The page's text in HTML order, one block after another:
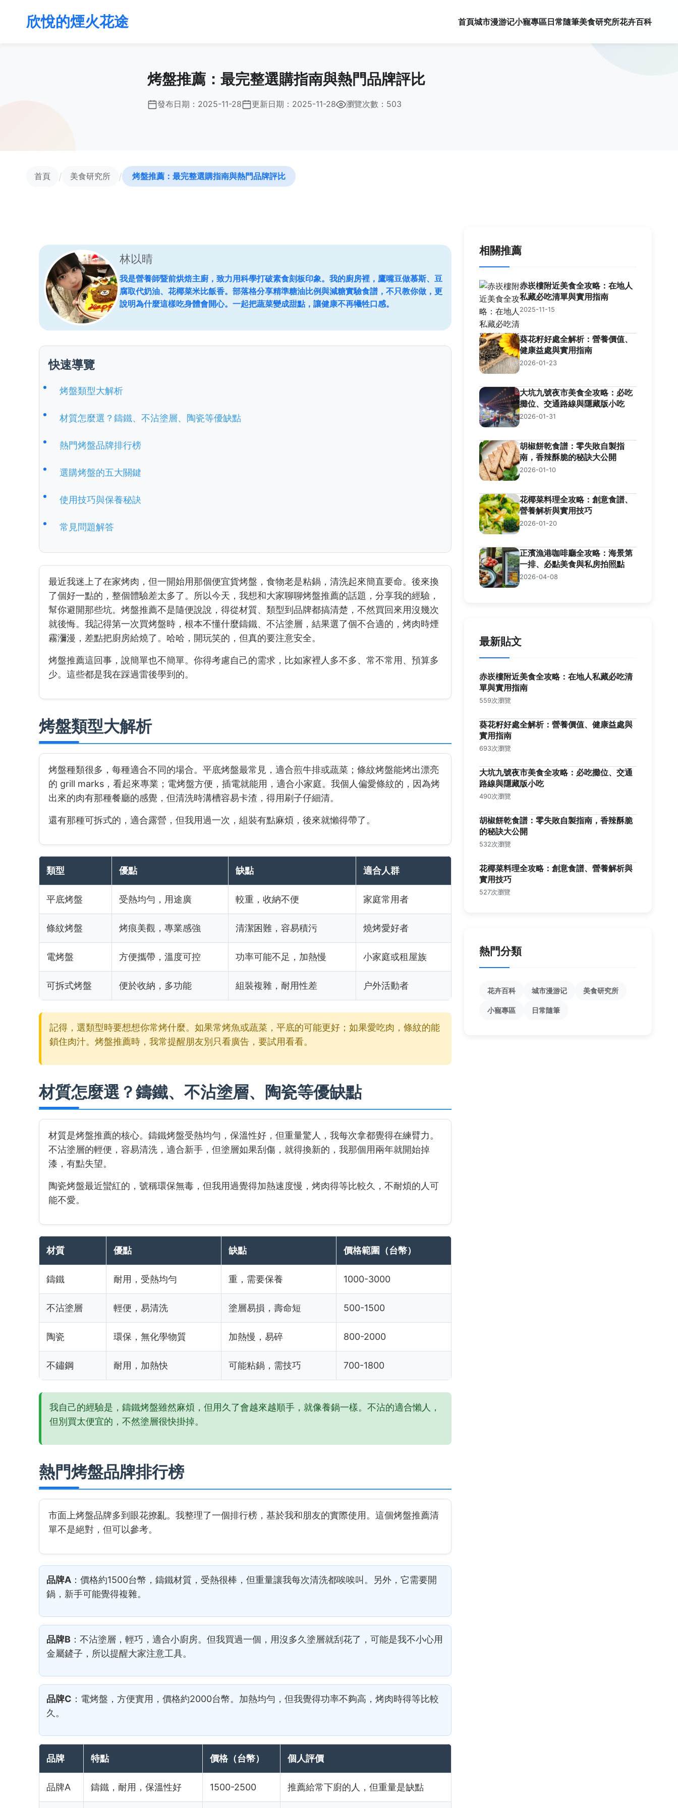
欣悅的煙火花途 首頁城市漫游记小寵專區日常隨筆美食研究所花卉百科
烤盤推薦：最完整選購指南與熱門品牌評比
發布日期： 2025-11-28 更新日期： 2025-11-28 瀏覽次數：503
首頁 / 美食研究所 / 烤盤推薦：最完整選購指南與熱門品牌評比
林以晴
我是營養師暨前烘焙主廚，致力用科學打破素食刻板印象。我的廚房裡，鷹嘴豆做慕斯、豆
腐取代奶油、花椰菜米比飯香。部落格分享精準糖油比例與減糖實驗食譜，不只教你做，更
說明為什麼這樣吃身體會開心。一起把蔬菜變成甜點，讓健康不再犧牲口感。
快速導覽
烤盤類型大解析
材質怎麼選？鑄鐵、不沾塗層、陶瓷等優缺點
熱門烤盤品牌排行榜
選購烤盤的五大關鍵
使用技巧與保養秘訣
常見問題解答
最近我迷上了在家烤肉，但一開始用那個便宜貨烤盤，食物老是粘鍋，清洗起來簡直要命。後來換
了個好一點的，整個體驗差太多了。所以今天，我想和大家聊聊烤盤推薦的話題，分享我的經驗，
幫你避開那些坑。烤盤推薦不是隨便說說，得從材質、類型到品牌都搞清楚，不然買回來用沒幾次
就後悔。我記得第一次買烤盤時，根本不懂什麼鑄鐵、不沾塗層，結果選了個不合適的，烤肉時煙
霧瀰漫，差點把廚房給燒了。哈哈，開玩笑的，但真的要注意安全。
烤盤推薦這回事，說簡單也不簡單。你得考慮自己的需求，比如家裡人多不多、常不常用、預算多
少。這些都是我在踩過雷後學到的。
烤盤類型大解析
烤盤種類很多，每種適合不同的場合。平底烤盤最常見，適合煎牛排或蔬菜；條紋烤盤能烤出漂亮
的 grill marks，看起來專業；電烤盤方便，插電就能用，適合小家庭。我個人偏愛條紋的，因為烤
出來的肉有那種餐廳的感覺，但清洗時溝槽容易卡渣，得用刷子仔細清。
還有那種可拆式的，適合露營，但我用過一次，組裝有點麻煩，後來就懶得帶了。
類型 優點 缺點 適合人群
平底烤盤 受熱均勻，用途廣 較重，收納不便 家庭常用者
條紋烤盤 烤痕美觀，專業感強 清潔困難，容易積污 燒烤愛好者
電烤盤 方便攜帶，溫度可控 功率可能不足，加熱慢 小家庭或租屋族
可拆式烤盤 便於收納，多功能 組裝複雜，耐用性差 户外活動者
記得，選類型時要想想你常烤什麼。如果常烤魚或蔬菜，平底的可能更好；如果愛吃肉，條紋的能
鎖住肉汁。烤盤推薦時，我常提醒朋友別只看廣告，要試用看看。
材質怎麼選？鑄鐵、不沾塗層、陶瓷等優缺點
材質是烤盤推薦的核心。鑄鐵烤盤受熱均勻，保溫性好，但重量驚人，我每次拿都覺得在練臂力。
不沾塗層的輕便，容易清洗，適合新手，但塗層如果刮傷，就得換新的，我那個用兩年就開始掉
漆，有點失望。
陶瓷烤盤最近蠻紅的，號稱環保無毒，但我用過覺得加熱速度慢，烤肉得等比較久，不耐煩的人可
能不愛。
材質 優點 缺點 價格範圍（台幣）
鑄鐵 耐用，受熱均勻 重，需要保養 1000-3000
不沾塗層 輕便，易清洗 塗層易損，壽命短 500-1500
陶瓷 環保，無化學物質 加熱慢，易碎 800-2000
不鏽鋼 耐用，加熱快 可能粘鍋，需技巧 700-1800
我自己的經驗是，鑄鐵烤盤雖然麻煩，但用久了會越來越順手，就像養鍋一樣。不沾的適合懶人，
但別買太便宜的，不然塗層很快掛掉。
熱門烤盤品牌排行榜
市面上烤盤品牌多到眼花撩亂。我整理了一個排行榜，基於我和朋友的實際使用。這個烤盤推薦清
單不是絕對，但可以參考。
品牌A ：價格約1500台幣，鑄鐵材質，受熱很棒，但重量讓我每次清洗都唉唉叫。另外，它需要開
鍋，新手可能覺得複雜。
品牌B ：不沾塗層，輕巧，適合小廚房。但我買過一個，用沒多久塗層就刮花了，可能是我不小心用
金屬鏟子，所以提醒大家注意工具。
品牌C ：電烤盤，方便實用，價格約2000台幣。加熱均勻，但我覺得功率不夠高，烤肉時得等比較
久。
品牌 特點 價格（台幣） 個人評價
品牌A 鑄鐵，耐用，保溫性好 1500-2500 推薦給常下廚的人，但重量是缺點
相關推薦
赤崁樓附近美食全攻略：在地人
私藏必吃清單與實用指南
2025-11-15
葵花籽好處全解析：營養價值、
健康益處與實用指南
2026-01-23
大坑九號夜市美食全攻略：必吃
攤位、交通路線與隱藏版小吃
2026-01-31
胡椒餅乾食譜：零失敗自製指
南，香辣酥脆的秘訣大公開
2026-01-10
花椰菜料理全攻略：創意食譜、
營養解析與實用技巧
2026-01-20
正濱漁港咖啡廳全攻略：海景第
一排、必點美食與私房拍照點
2026-04-08
最新貼文
赤崁樓附近美食全攻略：在地人私藏必吃清
單與實用指南
559次瀏覽
葵花籽好處全解析：營養價值、健康益處與
實用指南
693次瀏覽
大坑九號夜市美食全攻略：必吃攤位、交通
路線與隱藏版小吃
490次瀏覽
胡椒餅乾食譜：零失敗自製指南，香辣酥脆
的秘訣大公開
532次瀏覽
花椰菜料理全攻略：創意食譜、營養解析與
實用技巧
527次瀏覽
熱門分類
花卉百科 城市漫游记 美食研究所
小寵專區 日常隨筆